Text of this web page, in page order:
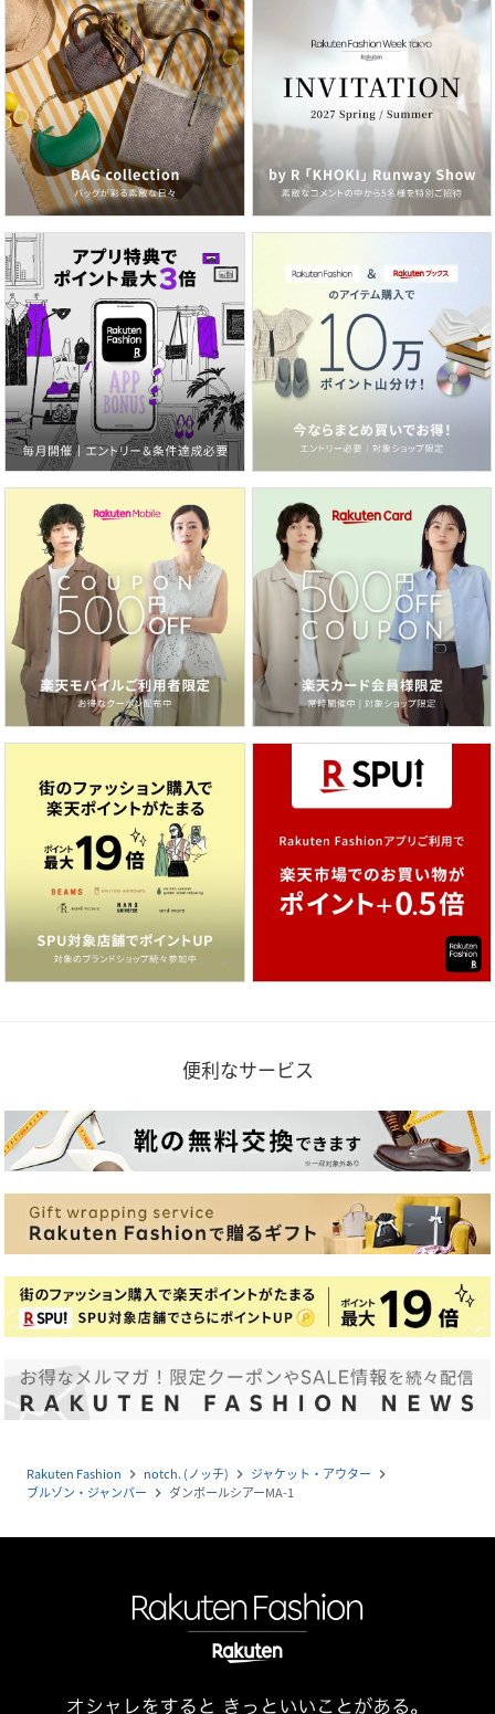
便利なサービス
Rakuten Fashion navigate_next notch. (ノッチ) navigate_next ジャケット・アウター navigate_next
ブルゾン・ジャンパー navigate_next ダンボールシアーMA-1